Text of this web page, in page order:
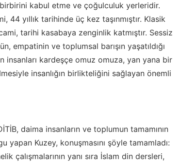
kabul etme ve çoğulculuk yerleridir.
yıllık tarihinde üç kez taşınmıştır. Klasik
tarihi kasabaya zenginlik katmıştır. Sessiz
empatinin ve toplumsal barışın yaşatıldığı
insanları kardeşçe omuz omuza, yan yana bir
insanlığın birlikteliğini sağlayan önemli
daima insanların ve toplumun tamamının
yapan Kuzey, konuşmasını şöyle tamamladı:
çalışmalarının yanı sıra İslam din dersleri,